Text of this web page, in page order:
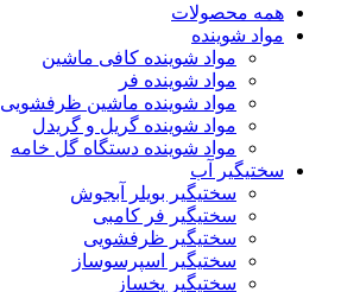
همه محصولات
مواد شوینده
مواد شوینده کافی ماشین
مواد شوینده فر
مواد شوینده ماشین ظرفشویی
مواد شوینده گریل و گریدل
مواد شوینده دستگاه گل خامه
سختیگیر آب
سختیگیر بویلر آبجوش
سختیگیر فر کامبی
سختیگیر ظرفشویی
سختیگیر اسپرسوساز
سختیگیر یخساز